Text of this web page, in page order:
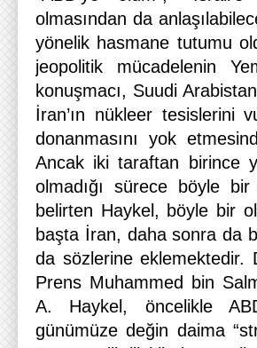
olmasından da
yönelik hasmane tutumu
jeopolitik mücadelenin
konuşmacı, Suudi
İran’ın nükleer tesislerini
donanmasını yok
Ancak iki taraftan birince
olmadığı sürece böyle
belirten Haykel, böyle bir
başta İran, daha sonra da
da sözlerine eklemektedir.
Prens Muhammed bin
A. Haykel, öncelikle
günümüze değin daima